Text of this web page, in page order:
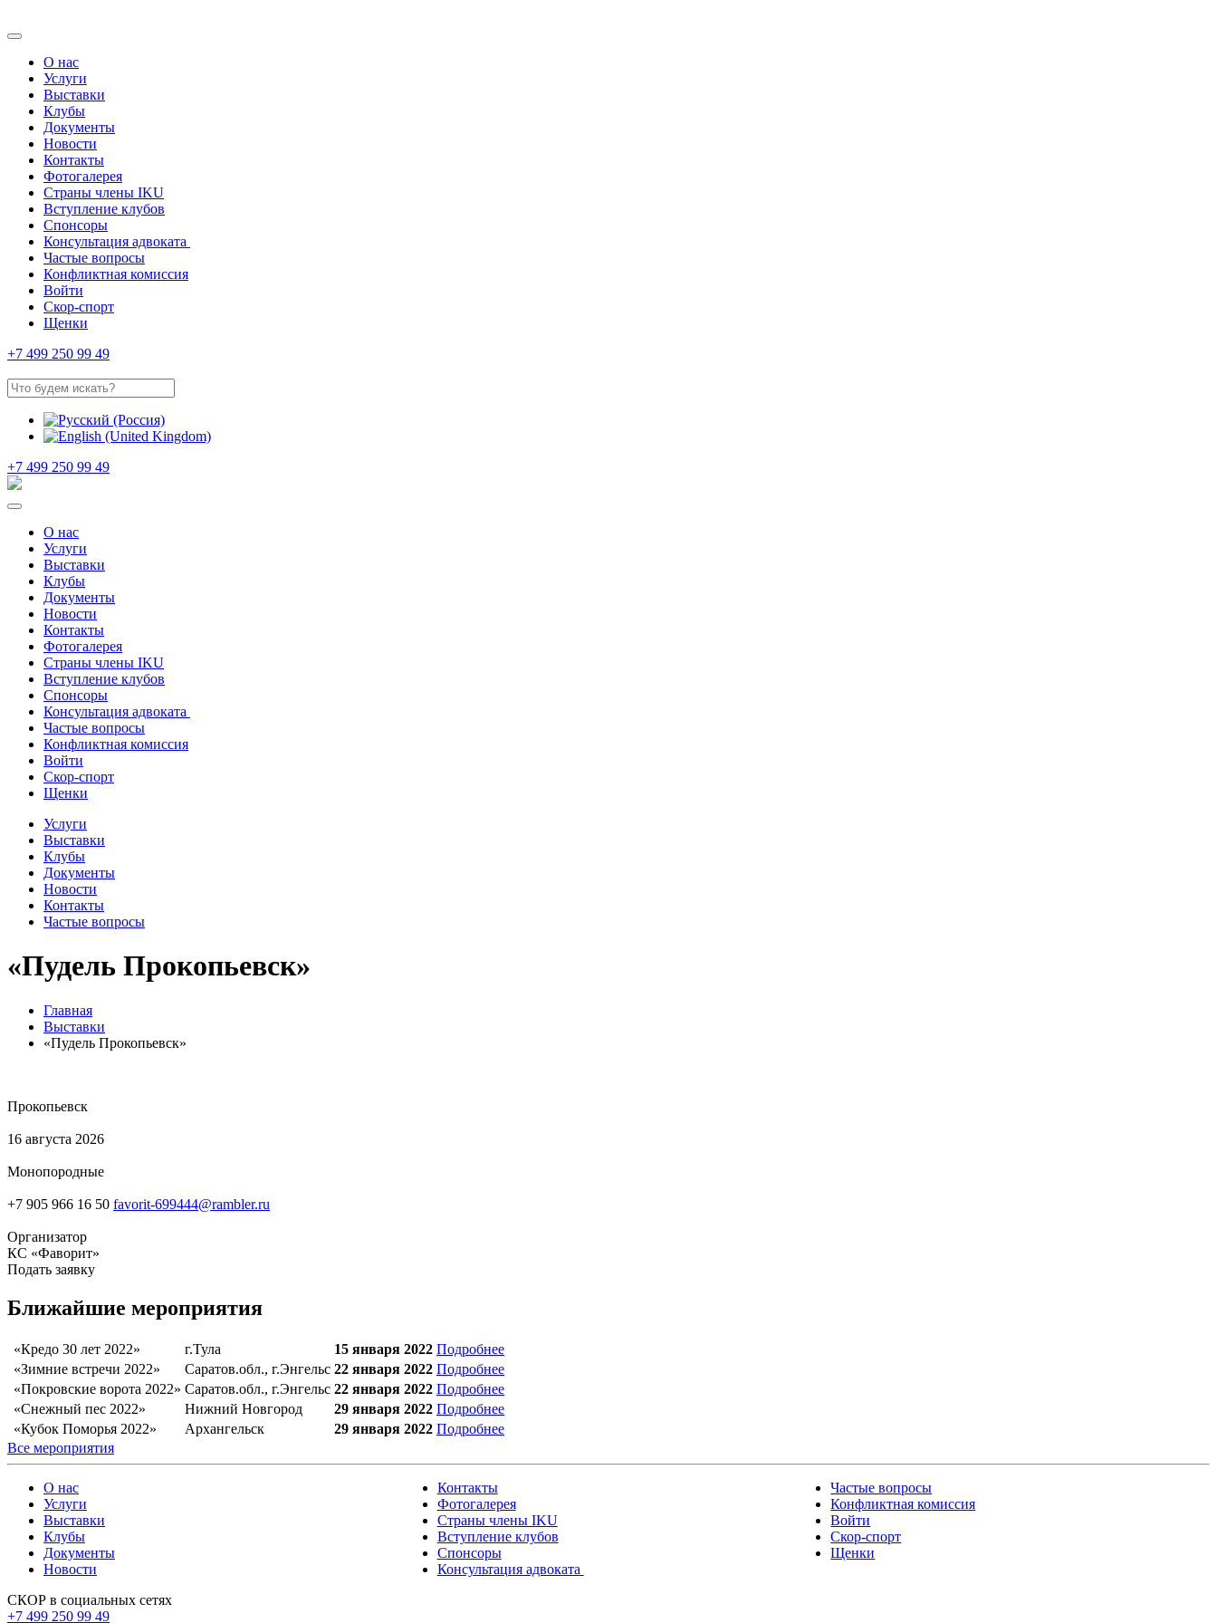
О нас
Услуги
Выставки
Клубы
Документы
Новости
Контакты
Фотогалерея
Страны члены IKU
Вступление клубов​
Спонсоры
Консультация адвоката ​
Частые вопросы
Конфликтная комиссия
Войти
Скор-спорт
Щенки
+7 499 250 99 49
+7 499 250 99 49
О нас
Услуги
Выставки
Клубы
Документы
Новости
Контакты
Фотогалерея
Страны члены IKU
Вступление клубов​
Спонсоры
Консультация адвоката ​
Частые вопросы
Конфликтная комиссия
Войти
Скор-спорт
Щенки
Услуги
Выставки
Клубы
Документы
Новости
Контакты
Частые вопросы
«Пудель Прокопьевск»
Главная
Выставки
«Пудель Прокопьевск»
Прокопьевск
16 августа 2026
Монопородные
+7 905 966 16 50 favorit-699444@rambler.ru
Организатор
КС «Фаворит»
Подать заявку
Ближайшие мероприятия
«Кредо 30 лет 2022» г.Тула 15 января 2022 Подробнее
«Зимние встречи 2022»
Саратов.обл., г.Энгельс 22 января 2022 Подробнее
«Покровские ворота 2022» Саратов.обл., г.Энгельс 22 января 2022 Подробнее
«Снежный пес 2022»
Нижний Новгород 29 января 2022 Подробнее
«Кубок Поморья 2022»
Архангельск 29 января 2022 Подробнее
Все мероприятия
О нас
Услуги
Выставки
Клубы
Документы
Новости
Контакты
Фотогалерея
Страны члены IKU
Вступление клубов​
Спонсоры
Консультация адвоката ​
Частые вопросы
Конфликтная комиссия
Войти
Скор-спорт
Щенки
СКОР в социальных сетях
+7 499 250 99 49